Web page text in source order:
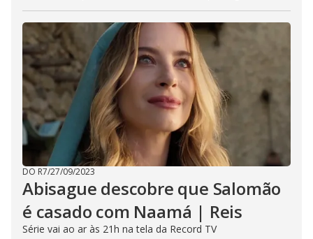
DO R7/27/09/2023
Abisague descobre que Salomão
é casado com Naamá | Reis
Série vai ao ar às 21h na tela da Record TV